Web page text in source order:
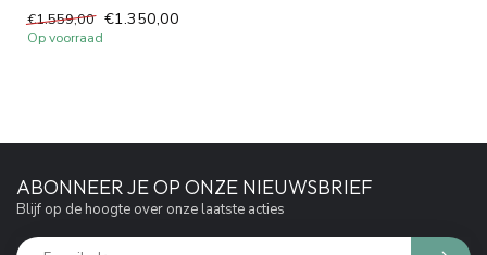
breed combineert een mode...
€1.559,00 €1.350,00
Op voorraad
ABONNEER JE OP ONZE NIEUWSBRIEF
Blijf op de hoogte over onze laatste acties